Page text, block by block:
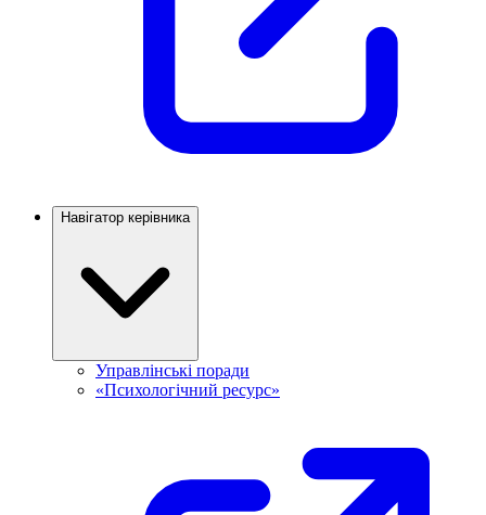
Навігатор керівника
Управлінські поради
«Психологічний ресурс»